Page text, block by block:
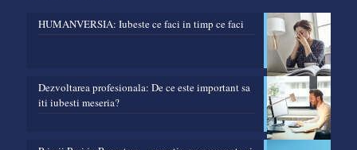
HUMANVERSIA: Iubeste ce faci in timp ce faci
Dezvoltarea profesionala: De ce este important sa
iti iubesti meseria?